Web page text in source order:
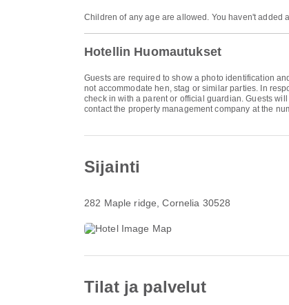
Children of any age are allowed. You haven't added
Hotellin Huomautukset
Guests are required to show a photo identification
not accommodate hen, stag or similar parties. In
check in with a parent or official guardian. Guests
contact the property management company at the
Sijainti
282 Maple ridge , Cornelia 30528
Tilat ja palvelut